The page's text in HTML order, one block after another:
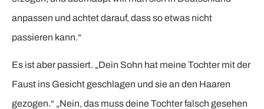
anpassen und achtet darauf, dass so etwas nicht
passieren kann.“
Es ist aber passiert. „Dein Sohn hat meine Tochter mit der
Faust ins Gesicht geschlagen und sie an den Haaren
gezogen.“ „Nein, das muss deine Tochter falsch gesehen